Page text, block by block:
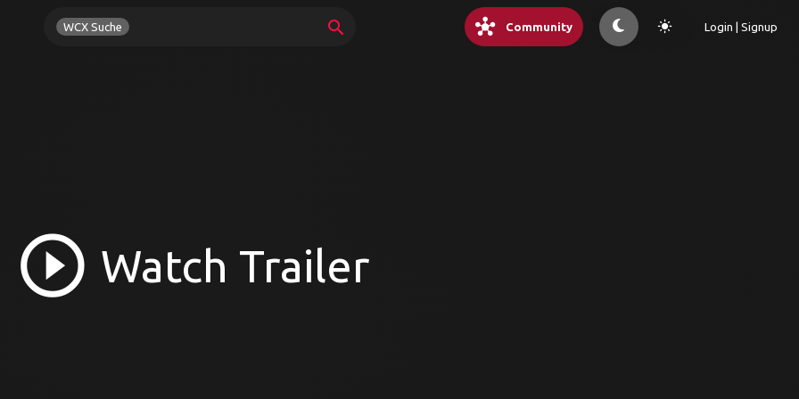
WCX Suche search hub Community light_mode Login | Signup
play_circle_outline Watch Trailer